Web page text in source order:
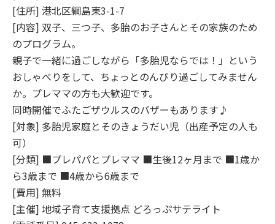
[住所] 港北区綱島東3-1-7
[内容] 双子、三つ子、多胎のお子さんとその家族のため
のプログラム。
親子で一緒に過ごしながら「多胎児ならでは！」という
おしゃべりをして、ちょっとのんびり過ごしてみません
か。プレママの方も大歓迎です。
同時開催でふたごザウルスのバザーもあります♪
[対象] 多胎児家庭とそのきょうだい児（出産予定の人も
可）
[分類] ■プレパパとプレママ ■生後12ヶ月まで ■1歳か
ら3歳まで ■4歳から6歳まで
[費用] 無料
[主催] 地域子育て支援拠点 どろっぷサテライト